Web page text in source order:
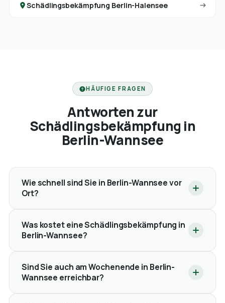
Schädlingsbekämpfung Berlin-Halensee
HÄUFIGE FRAGEN
Antworten zur
Schädlingsbekämpfung in
Berlin-Wannsee
Wie schnell sind Sie in Berlin-Wannsee vor
Ort?
Was kostet eine Schädlingsbekämpfung in
Berlin-Wannsee?
Sind Sie auch am Wochenende in Berlin-
Wannsee erreichbar?